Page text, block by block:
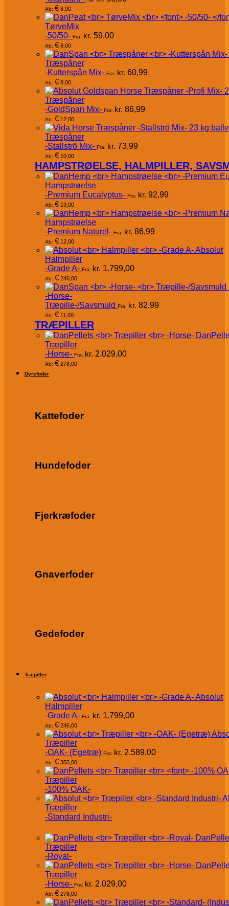
Ab: € 8,00
TørveMix
-50/50- Fra: kr. 59,00
Ab: € 8,00
Træspåner
-Kutterspån Mix- Fra: kr. 60,99
Ab: € 8,00
Træspåner
-GoldSpan Mix- Fra: kr. 86,99
Ab: € 12,00
Træspåner
-Stallströ Mix- Fra: kr. 73,99
Ab: € 10,00
HAMPSTRØELSE, HALMPILLER,
Hampstrøelse
-Premium Eucalyptus- Fra: kr. 92,99
Ab: € 13,00
Hampstrøelse
-Premium Naturel- Fra: kr. 86,99
Ab: € 12,00
Absolut
Halmpiller
-Grade A- Fra: kr. 1.799,00
Ab: € 246,00
-Horse-
Træpille-/Savsmuld Fra: kr. 82,99
Ab: € 11,00
TRÆPILLER
Træpiller
-Horse- Fra: kr. 2.029,00
Ab: € 278,00
Dyrefoder
Kattefoder
Hundefoder
Fjerkræfoder
Gnaverfoder
Gedefoder
Træpiller
Absolut
Halmpiller
-Grade A- Fra: kr. 1.799,00
Ab: € 246,00
Træpiller
-OAK- (Egetræ) Fra: kr. 2.589,00
Ab: € 355,00
Træpiller
-100% OAK-
Træpiller
-Standard Industri-
Træpiller
-Royal-
Træpiller
-Horse- Fra: kr. 2.029,00
Ab: € 278,00